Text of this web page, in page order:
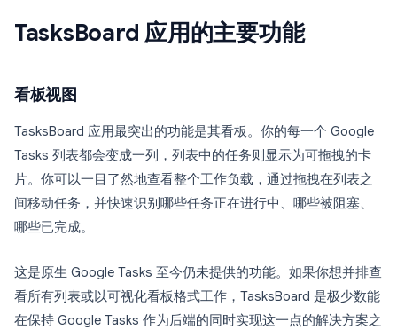
TasksBoard 应用的主要功能
看板视图
TasksBoard 应用最突出的功能是其看板。你的每一个 Google
Tasks 列表都会变成一列，列表中的任务则显示为可拖拽的卡
片。你可以一目了然地查看整个工作负载，通过拖拽在列表之
间移动任务，并快速识别哪些任务正在进行中、哪些被阻塞、
哪些已完成。
这是原生 Google Tasks 至今仍未提供的功能。如果你想并排查
看所有列表或以可视化看板格式工作，TasksBoard 是极少数能
在保持 Google Tasks 作为后端的同时实现这一点的解决方案之